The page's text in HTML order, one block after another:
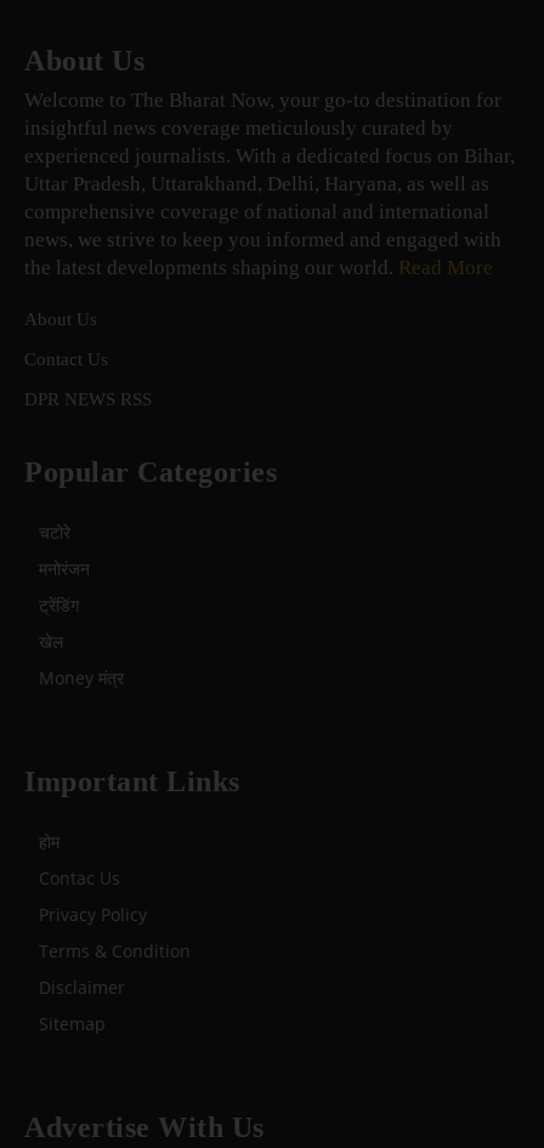
About Us
Welcome to The Bharat Now, your go-to destination for
insightful news coverage meticulously curated by
experienced journalists. With a dedicated focus on Bihar,
Uttar Pradesh, Uttarakhand, Delhi, Haryana, as well as
comprehensive coverage of national and international
news, we strive to keep you informed and engaged with
the latest developments shaping our world. Read More
About Us
Contact Us
DPR NEWS RSS
Popular Categories
चटोरे
मनोरंजन
ट्रेंडिंग
खेल
Money मंत्र
Important Links
होम
Contac Us
Privacy Policy
Terms & Condition
Disclaimer
Sitemap
Advertise With Us